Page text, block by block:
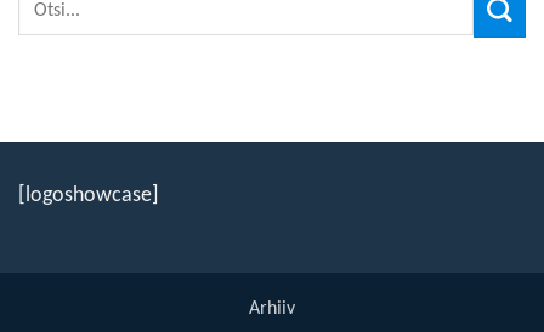
[logoshowcase]
Arhiiv